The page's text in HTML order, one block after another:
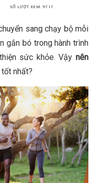
SỐ LƯỢT XEM: 9717
sang chạy bộ mỗi
gắn bó trong hành trình
sức khỏe. Vậy nên
tốt nhất?